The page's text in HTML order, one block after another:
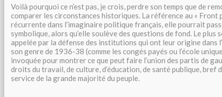
Voilà pourquoi ce n’est pas, je crois, perdre son temps que de
comparer les circonstances historiques. La référence au « Front
récurrente dans l’imaginaire politique français, elle pourrait
symbolique, alors qu’elle soulève des questions de fond. Le plus
appelée par la défense des institutions qui ont leur origine dans
son genre de 1936-38 (comme les congés payés ou l’école
invoquée pour montrer ce que peut faire l’union des partis de
droits du travail, de culture, d’éducation, de santé publique, bref
service de la grande majorité du peuple.